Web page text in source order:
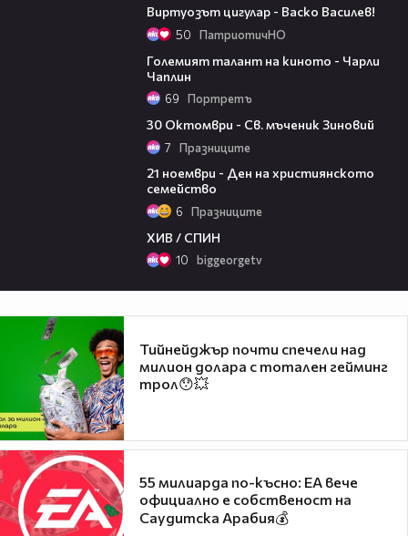
Виртуозът цигулар - Васко Василев!
50 ПатриотичНО
Големият талант на киното - Чарли
Чаплин
69 Портретъ
30 Октомври - Св. мъченик Зиновий
7 Празниците
21 ноември - Ден на християнското
семейство
6 Празниците
ХИВ / СПИН
10 biggeorgetv
Тийнейджър почти спечели над
милион долара с тотален гейминг
трол😯💥
55 милиарда по-късно: EA вече
официално е собственост на
Саудитска Арабия💰